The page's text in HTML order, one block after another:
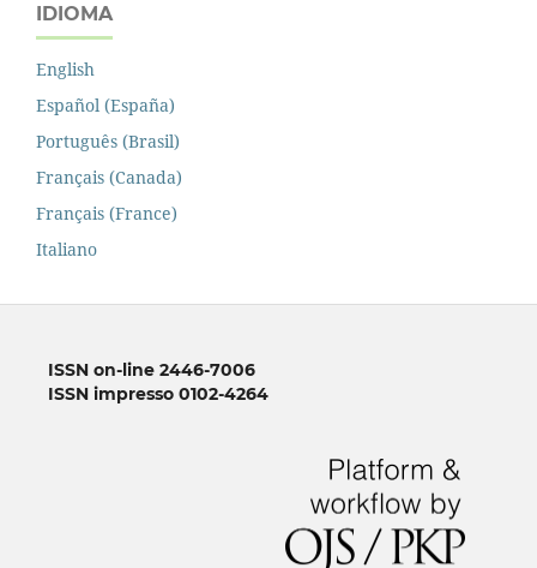
IDIOMA
English
Español (España)
Português (Brasil)
Français (Canada)
Français (France)
Italiano
ISSN on-line 2446-7006
ISSN impresso 0102-4264